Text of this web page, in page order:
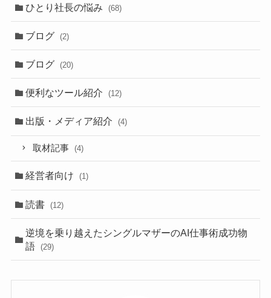
ひとり社長の悩み (68)
ブログ (2)
ブログ (20)
便利なツール紹介 (12)
出版・メディア紹介 (4)
取材記事 (4)
経営者向け (1)
読書 (12)
逆境を乗り越えたシングルマザーのAI仕事術成功物
語
(29)